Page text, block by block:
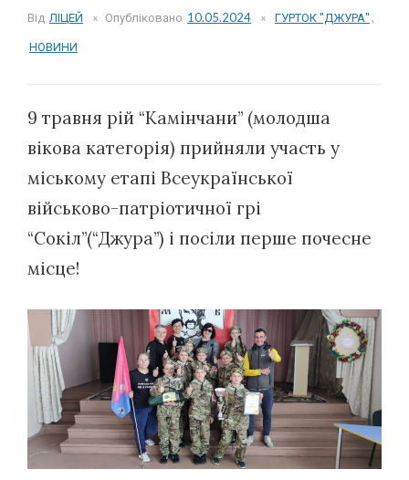
Від ЛІЦЕЙ Опубліковано 10.05.2024 ГУРТОК "ДЖУРА",
НОВИНИ
9 травня рій “Камінчани” (молодша
вікова категорія) прийняли участь у
міському етапі Всеукраїнської
військово-патріотичної грі
“Сокіл”(“Джура”) і посіли перше почесне
місце!